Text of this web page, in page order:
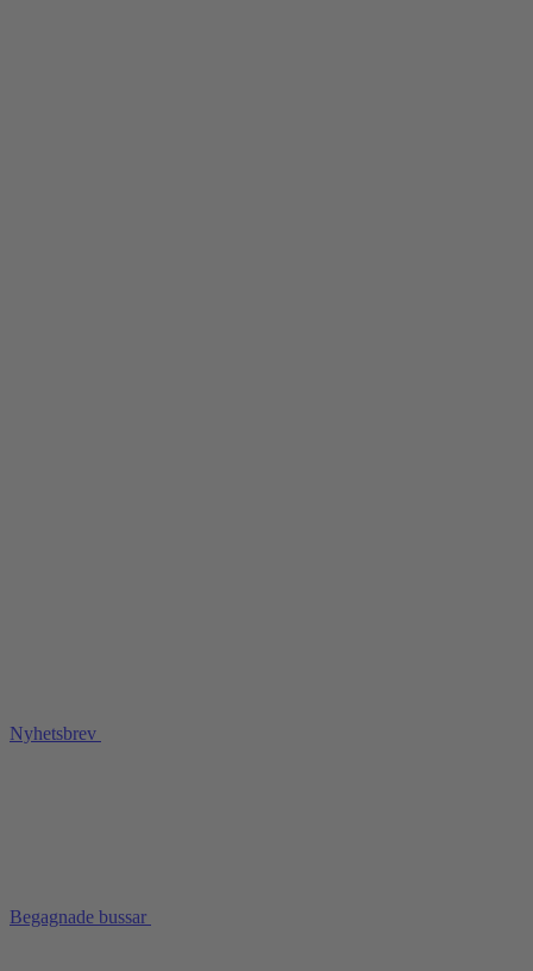
Nyhetsbrev
Begagnade bussar